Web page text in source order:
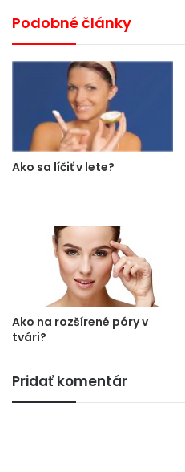
Podobné články
Ako sa líčiť v lete?
Ako na rozšírené póry v
tvári?
Pridať komentár